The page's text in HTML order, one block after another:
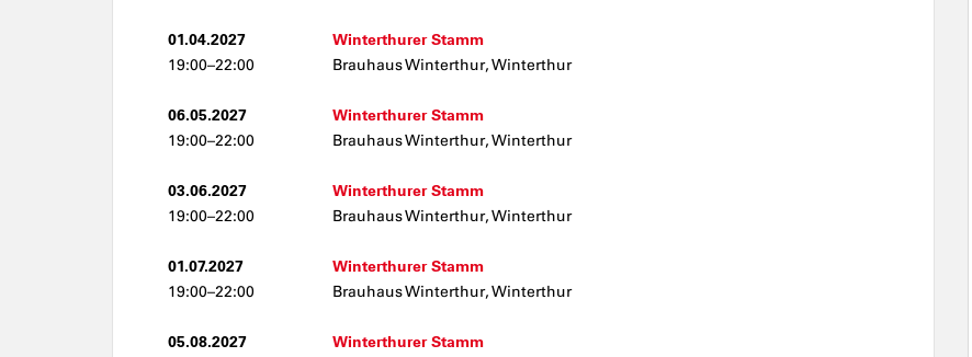
01.04.2027
19:00–22:00
Winterthurer Stamm
Brauhaus Winterthur, Winterthur
06.05.2027
19:00–22:00
Winterthurer Stamm
Brauhaus Winterthur, Winterthur
03.06.2027
19:00–22:00
Winterthurer Stamm
Brauhaus Winterthur, Winterthur
01.07.2027
19:00–22:00
Winterthurer Stamm
Brauhaus Winterthur, Winterthur
05.08.2027 Winterthurer Stamm